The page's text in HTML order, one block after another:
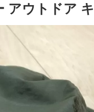
アウトドア